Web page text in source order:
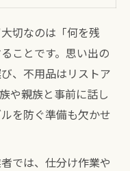
切なのは「何を残
ことです。思い出の
、不用品はリストア
や親族と事前に話し
を防ぐ準備も欠かせ
では、仕分け作業や